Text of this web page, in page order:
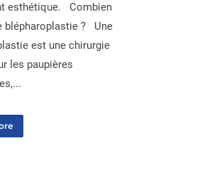
esthétique. Combien
blépharoplastie ? Une
est une chirurgie
les paupières